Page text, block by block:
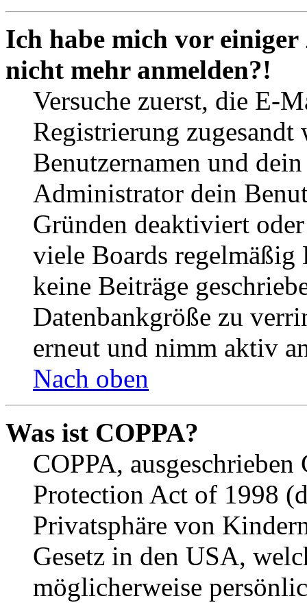
Ich habe mich vor
nicht mehr anmelden?!
Versuche zuerst, die E-
Registrierung
Benutzernamen und
Administrator dein
Gründen deaktiviert
viele Boards
keine Beiträge
Datenbankgröße zu
erneut und nimm aktiv
Nach oben
Was ist COPPA?
COPPA,
Protection Act of 1998
Privatsphäre von
Gesetz in den USA,
möglicherweise